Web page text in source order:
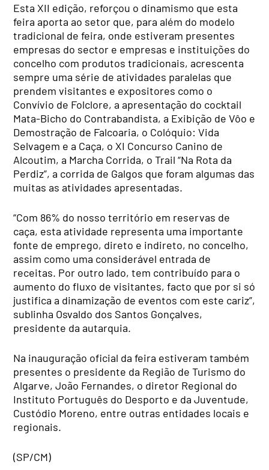
Esta XII edição, reforçou o dinamismo que esta
feira aporta ao setor que, para além do modelo
tradicional de feira, onde estiveram presentes
empresas do sector e empresas e instituições do
concelho com produtos tradicionais, acrescenta
sempre uma série de atividades paralelas que
prendem visitantes e expositores como o
Convívio de Folclore, a apresentação do cocktail
Mata-Bicho do Contrabandista, a Exibição de Vôo e
Demostração de Falcoaria, o Colóquio: Vida
Selvagem e a Caça, o XI Concurso Canino de
Alcoutim, a Marcha Corrida, o Trail “Na Rota da
Perdiz”, a corrida de Galgos que foram algumas das
muitas as atividades apresentadas.
“Com 86% do nosso território em reservas de
caça, esta atividade representa uma importante
fonte de emprego, direto e indireto, no concelho,
assim como uma considerável entrada de
receitas. Por outro lado, tem contribuído para o
aumento do fluxo de visitantes, facto que por si só
justifica a dinamização de eventos com este cariz”,
sublinha Osvaldo dos Santos Gonçalves,
presidente da autarquia.
Na inauguração oficial da feira estiveram também
presentes o presidente da Região de Turismo do
Algarve, João Fernandes, o diretor Regional do
Instituto Português do Desporto e da Juventude,
Custódio Moreno, entre outras entidades locais e
regionais.
(SP/CM)